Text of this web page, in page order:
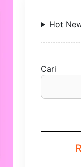
Hot
Cari